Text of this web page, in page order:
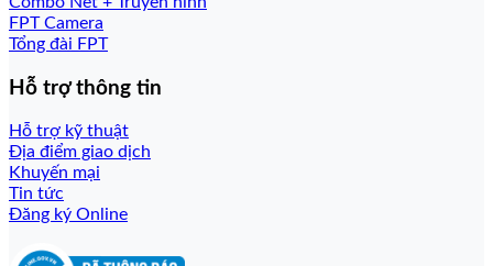
FPT Camera
Tổng đài FPT
Hỗ trợ thông tin
Hỗ trợ kỹ thuật
Địa điểm giao dịch
Khuyến mại
Tin tức
Đăng ký Online